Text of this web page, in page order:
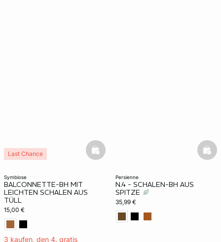
symbiose
BALCONNETTE-BH MIT
LEICHTEN SCHALEN AUS
TÜLL
15,00 €
3 kaufen, den 4. gratis
Last Chance basketfull
persienne
N.4 - SCHALEN-BH AUS
SPITZE
35,99 €